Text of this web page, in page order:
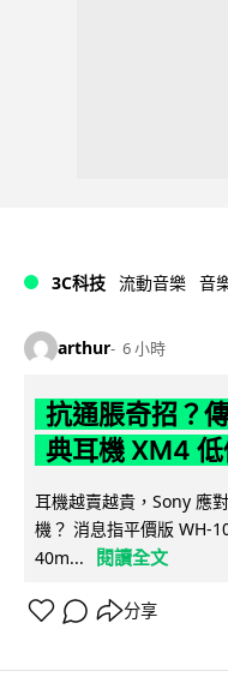
3C科技 流動音樂 音
arthur 6 小時
抗通脹奇招？
典耳機 XM4
耳機越賣越貴，Sony 應
機？ 消息指平價版 WH-
40m...
閱讀全文
分享